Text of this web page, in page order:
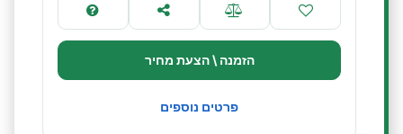
הזמנה \ הצעת מחיר
פרטים נוספים